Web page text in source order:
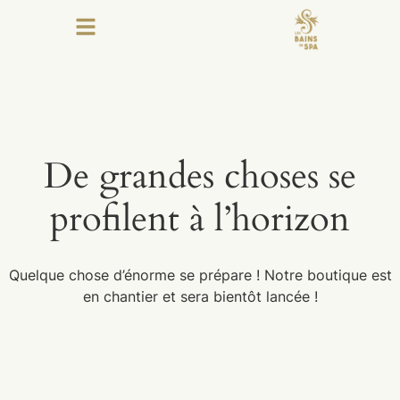
De grandes choses se
profilent à l’horizon
Quelque chose d’énorme se prépare ! Notre boutique est
en chantier et sera bientôt lancée !